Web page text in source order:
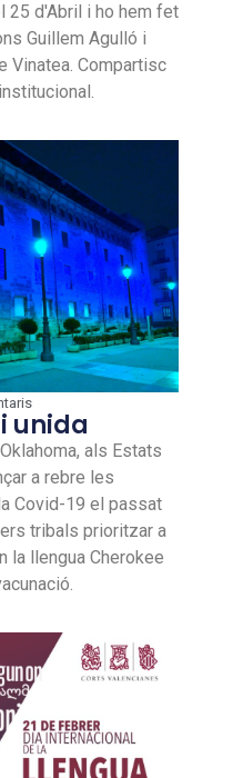
25 d'Abril i ho hem fet
Guillem Agulló i
Vinatea. Compartisc
unida
als Estats
a rebre les
Covid-19 el passat
tribals prioritzar a
la llengua Cherokee